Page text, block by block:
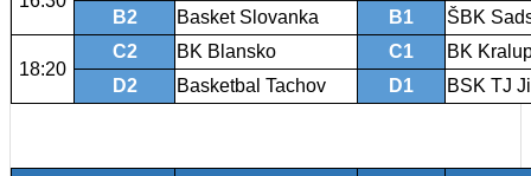
B2
Basket Slovanka B1 ŠBK
18:20
C2 BK Blansko C1
BK
D2
Basketbal Tachov D1 BSK TJ